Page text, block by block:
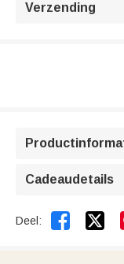
Verzending
Cadeaudetails
Deel: 